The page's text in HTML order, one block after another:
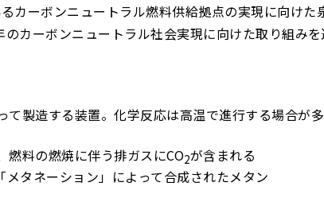
カーボンニュートラル燃料供給拠点の実現に向けた
カーボンニュートラル社会実現に向けた取り組み
製造する装置。化学反応は高温で進行する場合が
燃料の燃焼に伴う排ガスにCO2が含まれる
タネーション」によって合成されたメタン